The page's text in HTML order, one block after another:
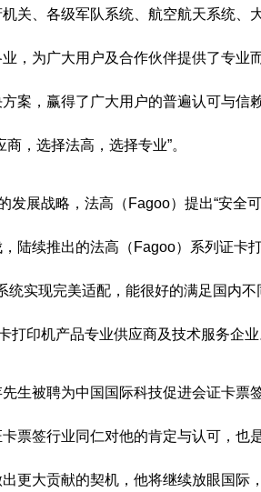
关、各级军队系统、航空航天系统、
，为广大用户及合作伙伴提供了专业
案，赢得了广大用户的普遍认可与信
，选择法高，选择专业”。
发展战略，法高（Fagoo）提出“安全
陆续推出的法高（Fagoo）系列证卡
统实现完美适配，能很好的满足国内不
打印机产品专业供应商及技术服务企业
生被聘为中国国际科技促进会证卡票
票签行业同仁对他的肯定与认可，也
更大贡献的契机，他将继续放眼国际